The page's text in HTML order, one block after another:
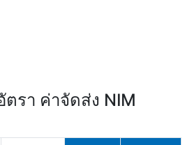
ตรา ค่าจัดส่ง NIM